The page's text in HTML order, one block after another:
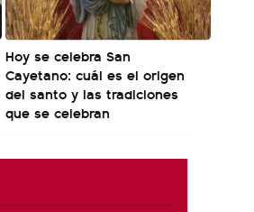
Hoy se celebra San
Cayetano: cuál es el origen
del santo y las tradiciones
que se celebran